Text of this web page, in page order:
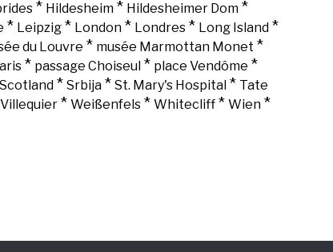
* Hildesheim * Hildesheimer Dom *
* Leipzig* London* Londres* Long Island*
du Louvre * musée Marmottan Monet *
* passage Choiseul* place Vendôme *
Scotland * Srbija * St. Mary's Hospital * Tate
Villequier* Weißenfels* Whitecliff* Wien*